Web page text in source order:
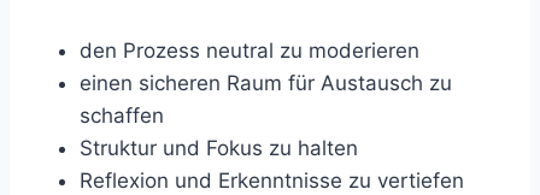
den Prozess neutral zu moderieren
einen sicheren Raum für Austausch zu
schaffen
Struktur und Fokus zu halten
Reflexion und Erkenntnisse zu vertiefen